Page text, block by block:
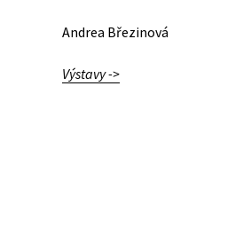
Andrea Březinová
Výstavy ->